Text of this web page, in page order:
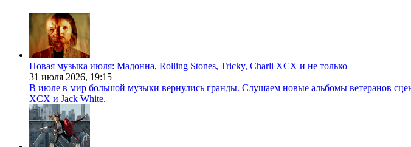
Новая музыка июля: Мадонна, Rolling Stones, Tricky, Charli XCX и не только
31 июля 2026, 19:15
В июле в мир большой музыки вернулись гранды. Слушаем новые альбомы ветеранов
XCX и Jack White.